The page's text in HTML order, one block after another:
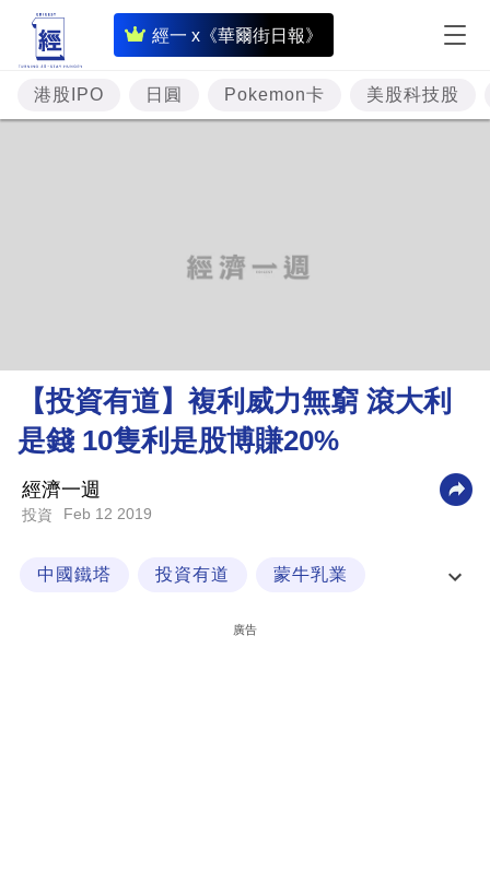
經一 x《華爾街日報》
即
時
財
經
理
財
商
科
港股IPO 日圓 Pokemon卡 美股科技股
【投資有道】複利威力無窮 滾大利
是錢 10隻利是股博賺20%
經濟一週
投資 Feb 12 2019
中國鐵塔 投資有道 蒙牛乳業
廣告